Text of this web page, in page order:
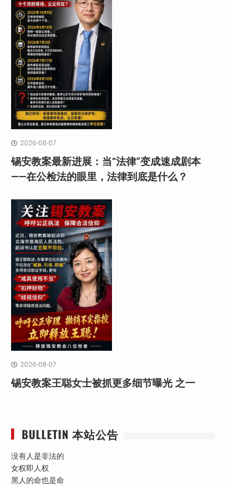
2026-08-07
锡安教案最新进展：当“法律”变成速成剧本
——在公检法的眼里，法律到底是什么？
2026-08-07
锡安教案王聪女士被抓更多细节曝光 之一
BULLETIN 本站公告
没有人是非法的
女权即人权
黑人的命也是命